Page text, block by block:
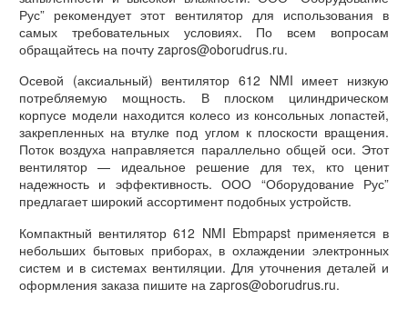
Рус” рекомендует этот вентилятор для использования в
самых требовательных условиях. По всем вопросам
обращайтесь на почту zapros@oborudrus.ru.
Осевой (аксиальный) вентилятор 612 NMI имеет низкую
потребляемую мощность. В плоском цилиндрическом
корпусе модели находится колесо из консольных лопастей,
закрепленных на втулке под углом к плоскости вращения.
Поток воздуха направляется параллельно общей оси. Этот
вентилятор — идеальное решение для тех, кто ценит
надежность и эффективность. ООО “Оборудование Рус”
предлагает широкий ассортимент подобных устройств.
Компактный вентилятор 612 NMI Ebmpapst применяется в
небольших бытовых приборах, в охлаждении электронных
систем и в системах вентиляции. Для уточнения деталей и
оформления заказа пишите на zapros@oborudrus.ru.